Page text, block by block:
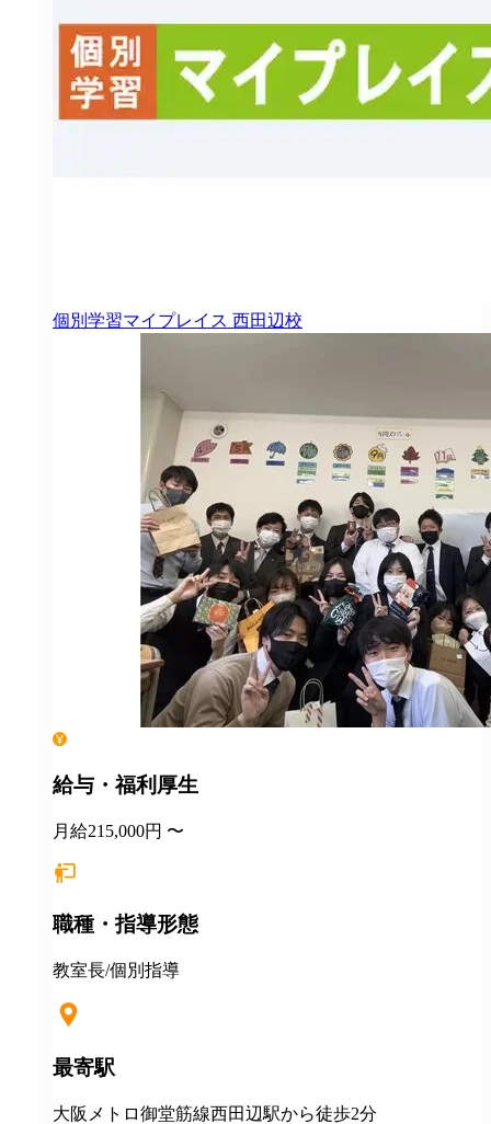
個別学習マイプレイス 西田辺校
給与・福利厚生
月給215,000円 〜
職種・指導形態
教室長/個別指導
最寄駅
大阪メトロ御堂筋線西田辺駅から徒歩2分